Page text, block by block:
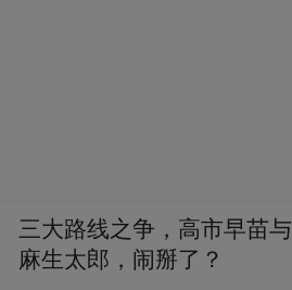
三大路线之争，高市早苗与
麻生太郎，闹掰了？